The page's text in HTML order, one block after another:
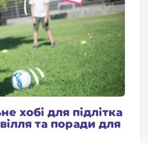
хобі для підлітка
та поради для